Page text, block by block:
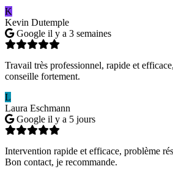
K
Kevin Dutemple
Google il y a 3 semaines
Travail très professionnel, rapide et
conseille fortement.
L
Laura Eschmann
Google il y a 5 jours
Intervention rapide et efficace, problème
Bon contact, je recommande.